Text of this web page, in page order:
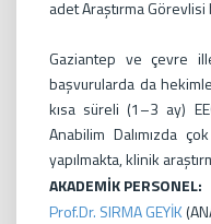
adet Araştırma Görevlisi
Gaziantep ve çevre
başvurularda da
kısa süreli (1–3 ay)
Anabilim Dalımızda
yapılmakta, klinik
AKADEMİK PERSONEL:
Prof.Dr. SIRMA GEYİK